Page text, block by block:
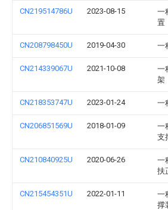
CN219514786U 2023-08-15
一
置
CN208798450U 2019-04-30 一
CN214339067U 2021-10-08
一
架
CN218353747U 2023-01-24 一
CN206851569U 2018-01-09
一
支
CN210840925U 2020-06-26
一
扶
CN215454351U 2022-01-11
一
撑